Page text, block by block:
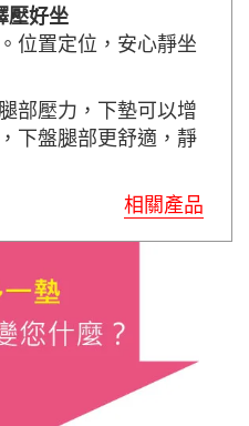
壓好坐
位置定位，安心靜坐
部壓力，下墊可以增
下盤腿部更舒適，靜
相關產品